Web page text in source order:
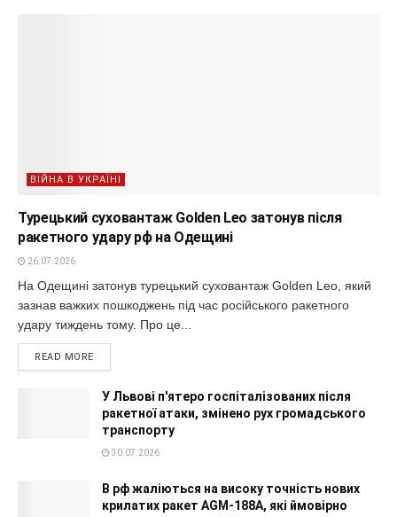
ВІЙНА В УКРАЇНІ
Турецький суховантаж Golden Leo затонув після
ракетного удару рф на Одещині
26.07.2026
На Одещині затонув турецький суховантаж Golden Leo, який
зазнав важких пошкоджень під час російського ракетного
удару тиждень тому. Про це...
READ MORE
У Львові п'ятеро госпіталізованих після
ракетної атаки, змінено рух громадського
транспорту
30.07.2026
В рф жаліються на високу точність нових
крилатих ракет AGM-188A, які ймовірно